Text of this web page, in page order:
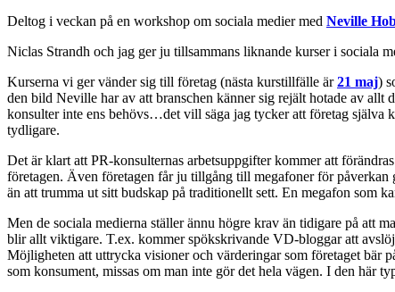
Deltog i veckan på en workshop om sociala medier med Neville
Niclas Strandh och jag ger ju tillsammans liknande kurser i sociala
Kurserna vi ger vänder sig till företag (nästa kurstillfälle är21 maj)
den bild Neville har av att branschen känner sig rejält hotade av
konsulter inte ens behövs…det vill säga jag tycker att företag själva
tydligare.
Det är klart att PR-konsulternas arbetsuppgifter kommer att
företagen. Även företagen får ju tillgång till megafoner för påverkan
än att trumma ut sitt budskap på traditionellt sett. En megafon som
Men de sociala medierna ställer ännu högre krav än tidigare på att
blir allt viktigare. T.ex. kommer spökskrivande VD-bloggar att
Möjligheten att uttrycka visioner och värderingar som företaget bär
som konsument, missas om man inte gör det hela vägen. I den här